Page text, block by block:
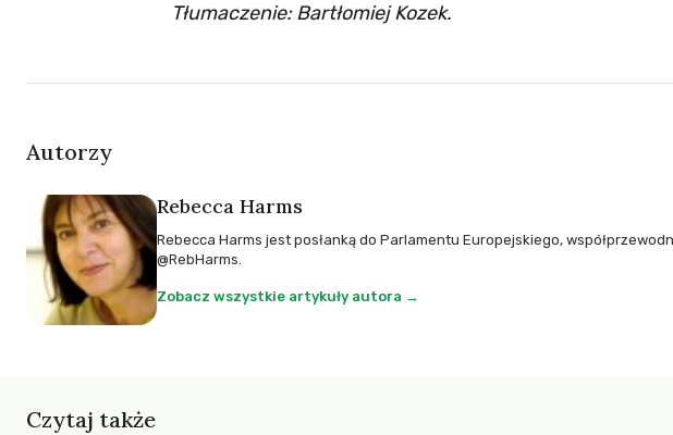
Tłumaczenie: Bartłomiej Kozek.
Autorzy
Rebecca Harms
Rebecca Harms jest posłanką do Parlamentu Europejskiego,
@RebHarms.
Zobacz wszystkie artykuły autora →
Czytaj także